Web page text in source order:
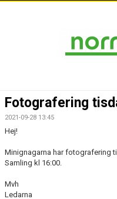
TRUPPEN
DOKUMENT
KONTAKT
Fotografering
2021-09-28 13:45
Hej!
Minignagarna har fotografering
Samling kl 16:00.
Mvh
Ledarna